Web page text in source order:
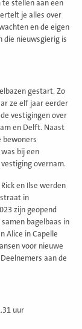
stellen aan een
je alles over
en de eigen
die nieuwsgierig is
gestart. Zo
ze elf jaar eerder
vestigingen over
en Delft. Naast
bewoners
bij een
overnam.
en Ilse werden
in
zijn geopend
bagelbaas in
Alice in Capelle
voor nieuwe
aan de
uur